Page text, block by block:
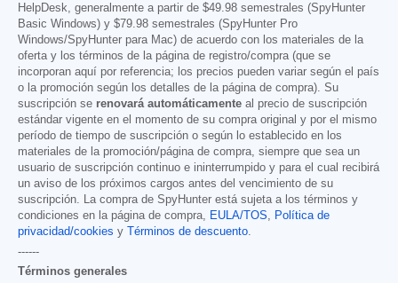
HelpDesk, generalmente a partir de $49.98 semestrales (SpyHunter
Basic Windows) y $79.98 semestrales (SpyHunter Pro
Windows/SpyHunter para Mac) de acuerdo con los materiales de la
oferta y los términos de la página de registro/compra (que se
incorporan aquí por referencia; los precios pueden variar según el país
o la promoción según los detalles de la página de compra). Su
suscripción se renovará automáticamente al precio de suscripción
estándar vigente en el momento de su compra original y por el mismo
período de tiempo de suscripción o según lo establecido en los
materiales de la promoción/página de compra, siempre que sea un
usuario de suscripción continuo e ininterrumpido y para el cual recibirá
un aviso de los próximos cargos antes del vencimiento de su
suscripción. La compra de SpyHunter está sujeta a los términos y
condiciones en la página de compra, EULA/TOS, Política de
privacidad/cookies y Términos de descuento.
------
Términos generales